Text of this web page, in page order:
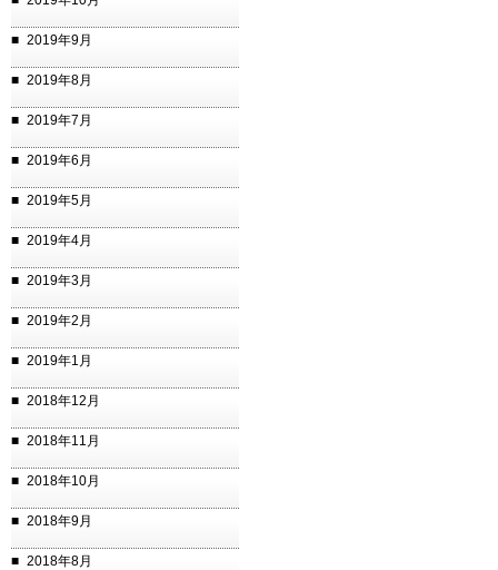
2019年9月
2019年8月
2019年7月
2019年6月
2019年5月
2019年4月
2019年3月
2019年2月
2019年1月
2018年12月
2018年11月
2018年10月
2018年9月
2018年8月